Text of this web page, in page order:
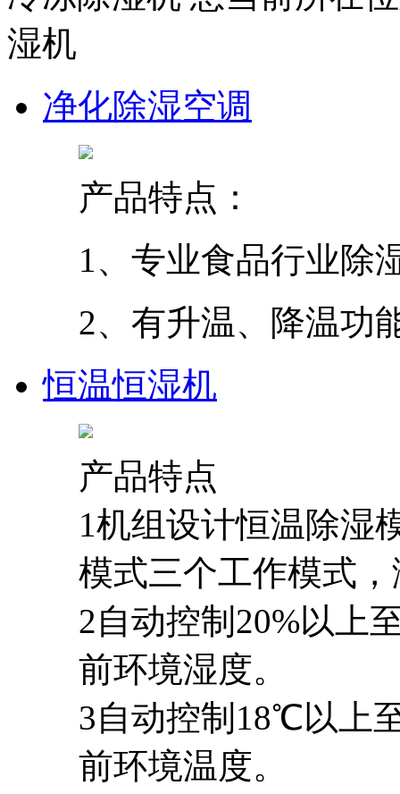
湿机
净化除湿空调
产品特点：
1、专业食品行业除
2、有升温、降温功
恒温恒湿机
产品特点
1机组设计恒温除湿
模式三个工作模式
2自动控制20%以上
前环境湿度。
3自动控制18℃以上
前环境温度。